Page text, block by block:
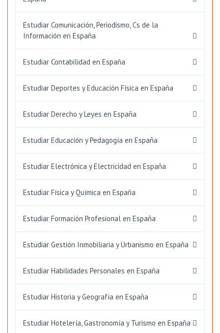
Estudiar Comunicación, Periodismo, Cs de la
Información en España
Estudiar Contabilidad en España
Estudiar Deportes y Educación Física en España
Estudiar Derecho y Leyes en España
Estudiar Educación y Pedagogía en España
Estudiar Electrónica y Electricidad en España
Estudiar Física y Química en España
Estudiar Formación Profesional en España
Estudiar Gestión Inmobiliaria y Urbanismo en España
Estudiar Habilidades Personales en España
Estudiar Historia y Geografía en España
Estudiar Hotelería, Gastronomía y Turismo en España